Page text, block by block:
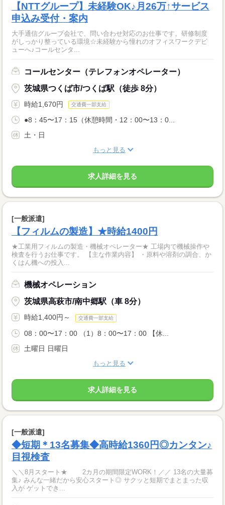
【NTTグループ】未経験OK♪月26万↑サービス
申込み受付・案内
大手通信グループ会社で、問い合わせ対応のお仕事です。研修制度
がしっかり整っている環境☆未経験から憧れのオフィスワークデビ
ューへ♪コールセンタ...
コールセンター（テレフォンオペレーター）
茨城県つくば市/つくば駅（徒歩 8分）
時給1,670円 交通費一部支給
●8：45〜17：15（休憩時間・12：00〜13：0...
土・日
もっと見る
求人詳細を見る
[一般派遣]
【フィルムの製造】★時給1400円
★工業用フィルムの製造・機械オペレーター★ 工場内で機械操作や
検査を行うお仕事です。 【主な作業内容】 ・原料や溶剤の調合、か
くはん機への投入...
機械オペレーション
茨城県高萩市/南中郷駅（車 8分）
時給1,400円～ 交通費一部支給
08：00〜17：00 （1）8：00〜17：00 【休...
土曜日 日曜日
もっと見る
求人詳細を見る
[一般派遣]
◆短期＊13名募集◆高時給1360円◎カンタン♪
目視検査
＼＼8月スタート★ 2カ月の期間限定WORK！／／ 13名の大量募
集♪ みんな一緒だから安心スタート◎ サクッと短期でまとまった収
入が ゲットでき...